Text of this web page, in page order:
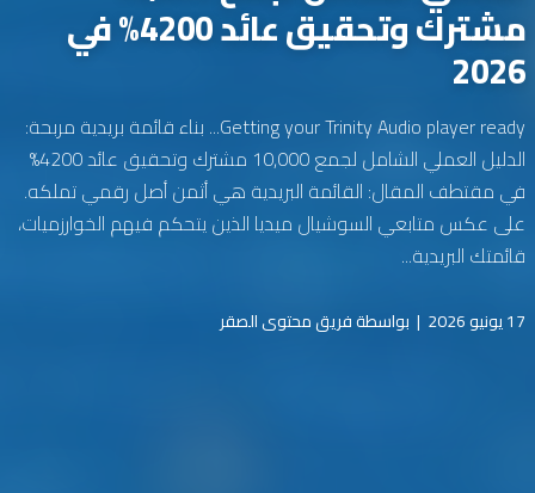
مشترك وتحقيق عائد 4200% في
2026
Getting your Trinity Audio player ready... بناء قائمة بريدية مربحة:
الدليل العملي الشامل لجمع 10,000 مشترك وتحقيق عائد 4200%
في مقتطف المقال: القائمة البريدية هي أثمن أصل رقمي تملكه.
على عكس متابعي السوشيال ميديا الذين يتحكم فيهم الخوارزميات،
قائمتك البريدية...
17 يونيو 2026 | بواسطة فريق محتوى الصقر